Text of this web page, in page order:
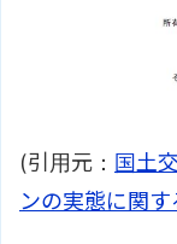
(引用元： 国土
ンの実態に関す